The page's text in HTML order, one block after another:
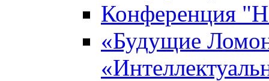
Конференция
«Будущие